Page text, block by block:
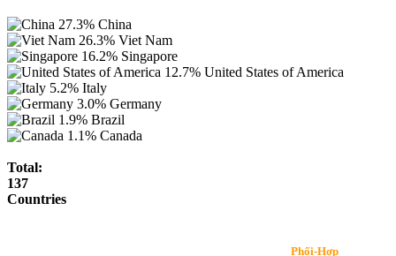
27.3% China
26.3% Viet Nam
16.2% Singapore
12.7% United States of America
5.2% Italy
3.0% Germany
1.9% Brazil
1.1% Canada
Total:
137
Countries
Phối-Hợp